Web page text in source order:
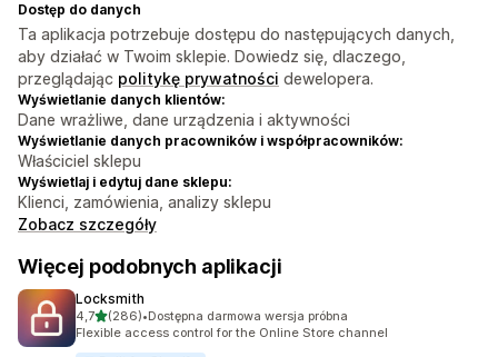
Dostęp do danych
Ta aplikacja potrzebuje dostępu do następujących danych,
aby działać w Twoim sklepie. Dowiedz się, dlaczego,
przeglądając politykę prywatności dewelopera.
Wyświetlanie danych klientów:
Dane wrażliwe, dane urządzenia i aktywności
Wyświetlanie danych pracowników i współpracowników:
Właściciel sklepu
Wyświetlaj i edytuj dane sklepu:
Klienci, zamówienia, analizy sklepu
Zobacz szczegóły
Więcej podobnych aplikacji
Locksmith
4,7na 5 gwiazdek
(286)
Łączna liczba recenzji: 286
•Dostępna darmowa wersja próbna
Flexible access control for the Online Store channel